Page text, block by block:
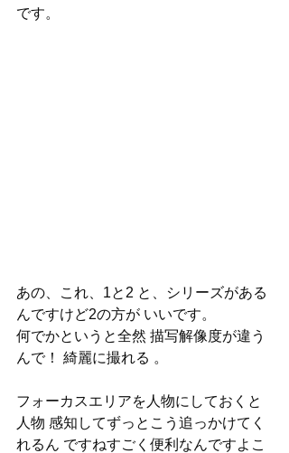
です。
あの、これ、1と2 と、シリーズがある
んですけど2の方が いいです。
何でかというと全然 描写解像度が違う
んで！ 綺麗に撮れる 。
フォーカスエリアを人物にしておくと
人物 感知してずっとこう追っかけてく
れるん ですねすごく便利なんですよこ